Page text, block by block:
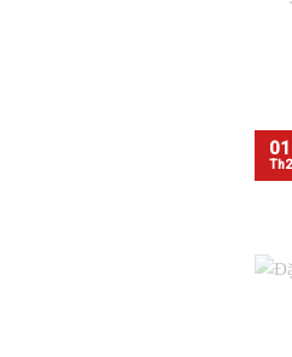
01
Th2